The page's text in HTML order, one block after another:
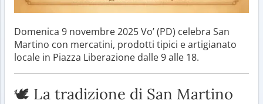
Domenica 9 novembre 2025 Vo’ (PD) celebra San
Martino con mercatini, prodotti tipici e artigianato
locale in Piazza Liberazione dalle 9 alle 18.
🕊️ La tradizione di San Martino